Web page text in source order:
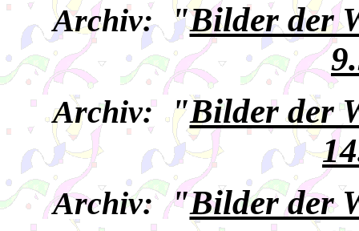
Archiv:"Bilder der
Archiv: "Bilder der
Archiv: "Bilder der